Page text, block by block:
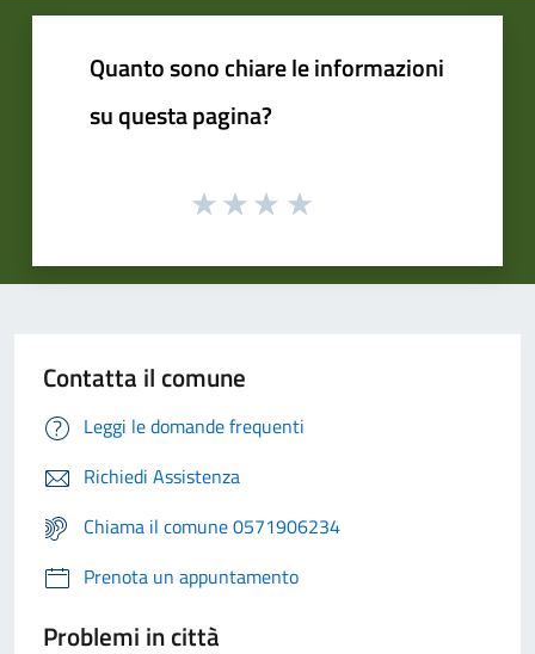
Quanto sono chiare le informazioni
su questa pagina?
Contatta il comune
Leggi le domande frequenti
Richiedi Assistenza
Chiama il comune 0571906234
Prenota un appuntamento
Problemi in città